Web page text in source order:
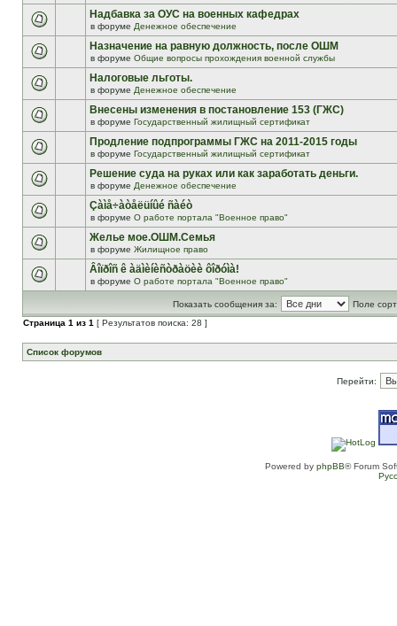
Надбавка за ОУС на военных кафедрах
в форуме Денежное обеспечение
Назначение на равную должность, после ОШМ
в форуме Общие вопросы прохождения военной службы
Налоговые льготы.
в форуме Денежное обеспечение
Внесены изменения в постановление 153 (ГЖС)
в форуме Государственный жилищный сертификат
Продление подпрограммы ГЖС на 2011-2015 годы
в форуме Государственный жилищный сертификат
Решение суда на руках или как заработать деньги.
в форуме Денежное обеспечение
Çàìå÷àòåëüíûé ñàéò
в форуме О работе портала "Военное право"
Желье мое.ОШМ.Семья
в форуме Жилищное право
Âîïðîñ ê àäìèíèñòðàöèè ôîðóìà!
в форуме О работе портала "Военное право"
Показать сообщения за:
Поле
Страница 1 из 1 [ Результатов поиска: 28 ]
Список форумов
Перейти:
Powered by phpBB® Forum